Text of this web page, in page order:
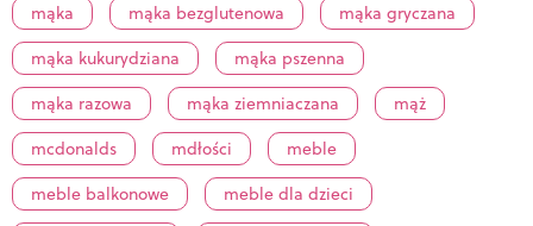
mąka
mąka bezglutenowa
mąka gryczana
mąka kukurydziana
mąka pszenna
mąka razowa
mąka ziemniaczana
mąż
mcdonalds
mdłości
meble
meble balkonowe
meble dla dzieci